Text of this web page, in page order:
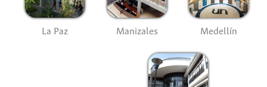
La Paz Manizales Medellín